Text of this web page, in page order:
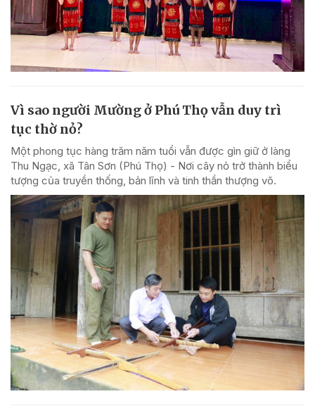
Vì sao người Mường ở Phú Thọ vẫn duy trì
tục thờ nỏ?
Một phong tục hàng trăm năm tuổi vẫn được gìn giữ ở làng
Thu Ngạc, xã Tân Sơn (Phú Thọ) - Nơi cây nỏ trở thành biểu
tượng của truyền thống, bản lĩnh và tinh thần thượng võ.